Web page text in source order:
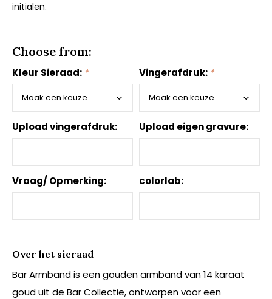
initialen.
Choose from:
Kleur Sieraad: * Vingerafdruk: *
Upload vingerafdruk: Upload eigen gravure:
Vraag/ Opmerking: colorlab:
Over het sieraad
Bar Armband is een gouden armband van 14 karaat
goud uit de Bar Collectie, ontworpen voor een